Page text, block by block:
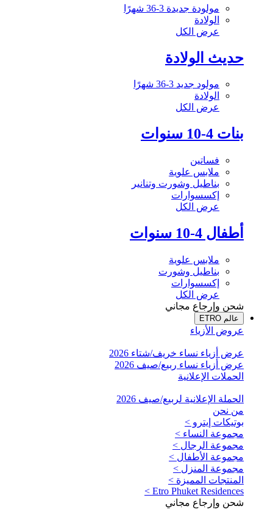
مولودة جديدة 3-36 شهرًا
الولادة
عرض الكل
حديث الولادة
مولود جديد 3-36 شهرًا
الولادة
عرض الكل
بنات 4-10 سنوات
فساتين
ملابس علوية
بناطيل وشورت وتنانير
إكسسوارات
عرض الكل
أطفال 4-10 سنوات
ملابس علوية
بناطيل وشورت
إكسسوارات
عرض الكل
شحن وإرجاع مجاني
عالم ETRO
عروض الأزياء
عرض أزياء نساء خريف/شتاء 2026
عرض أزياء نساء ربيع/صيف 2026
الحملات الإعلانية
الحملة الإعلانية لربيع/صيف 2026
من نحن
بوتيكات إيترو >
مجموعة النساء >
مجموعة الرجال >
مجموعة الأطفال >
مجموعة المنزل >
المنتجات المميزة >
Etro Phuket Residences >
شحن وإرجاع مجاني